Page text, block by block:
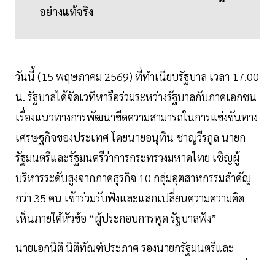
อย่างแท้จริง
วันนี้ (15 พฤษภาคม 2569) ที่ทำเนียบรัฐบาล เวลา 17.00
น. รัฐบาลได้จัดเวทีหารือร่วมระหว่างรัฐบาลกับภาคเอกชน
เรื่องแนวทางการพัฒนาขีดความสามารถในการแข่งขันทาง
เศรษฐกิจของประเทศ โดยนายอนุทิน ชาญวีรกูล นายก
รัฐมนตรีและรัฐมนตรีว่าการกระทรวงมหาดไทย เชิญผู้
บริหารระดับสูงจากภาคธุรกิจ 10 กลุ่มอุตสาหกรรมสำคัญ
กว่า 35 คน เข้าร่วมรับฟังและแลกเปลี่ยนความความคิด
เห็นภายใต้หัวข้อ “ผู้ประกอบการพูด รัฐบาลฟัง”
นายเอกนิติ นิติทัณฑ์ประภาศ รองนายกรัฐมนตรีและ